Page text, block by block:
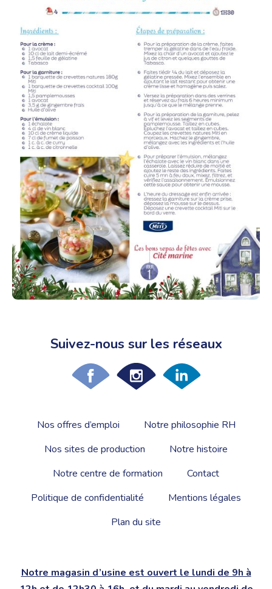
Suivez-nous sur les réseaux
Nos offres d’emploi
Notre philosophie RH
Nos sites de production
Notre histoire
Notre centre de formation
Contact
Politique de confidentialité
Mentions légales
Plan du site
Notre magasin d’usine est ouvert le lundi de 9h à